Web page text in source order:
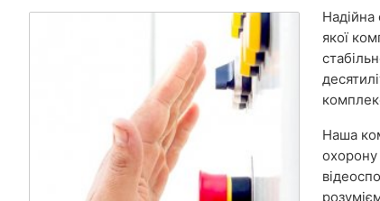
Надійна
якої
Наша
охорону